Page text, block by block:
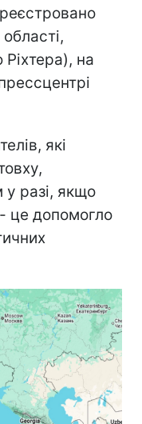
на
які
у разі, якщо
це допомогло